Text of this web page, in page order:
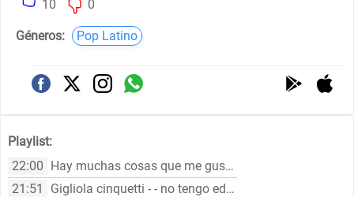
10 0
Géneros: Pop Latino
Playlist:
22:00 Hay muchas cosas que me gustan de ti - José luis rodríguez
21:51
Gigliola cinquetti - - no tengo edad